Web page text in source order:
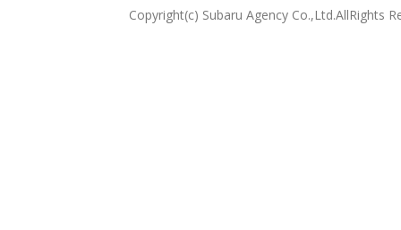
Copyright(c) Subaru Agency Co.,Ltd.AllRights